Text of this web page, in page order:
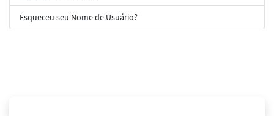
Esqueceu seu Nome de Usuário?